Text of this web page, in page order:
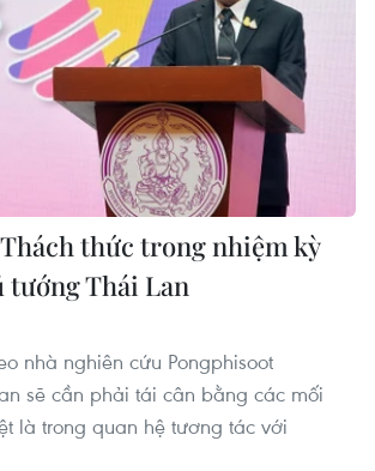
Thách thức trong nhiệm kỳ
tướng Thái Lan
nhà nghiên cứu Pongphisoot
sẽ cần phải tái cân bằng các mối
là trong quan hệ tương tác với